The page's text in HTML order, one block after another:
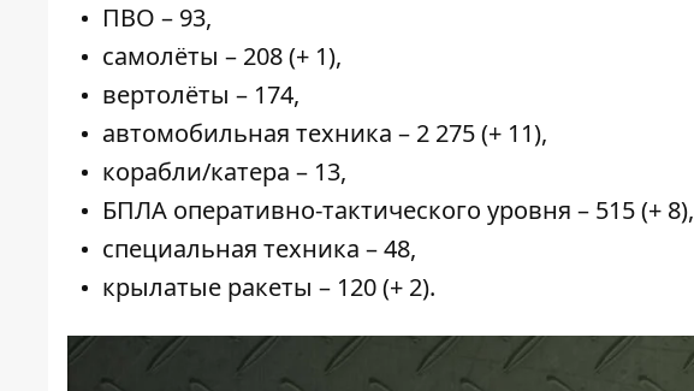
ПВО – 93,
самолёты – 208 (+ 1),
вертолёты – 174,
автомобильная техника – 2 275 (+ 11),
корабли/катера – 13,
БПЛА оперативно-тактического уровня – 515 (+ 8),
специальная техника – 48,
крылатые ракеты – 120 (+ 2).